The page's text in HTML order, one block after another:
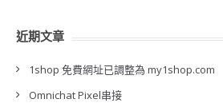
近期文章
1shop 免費網址已調整為 my1shop.com
Omnichat Pixel串接